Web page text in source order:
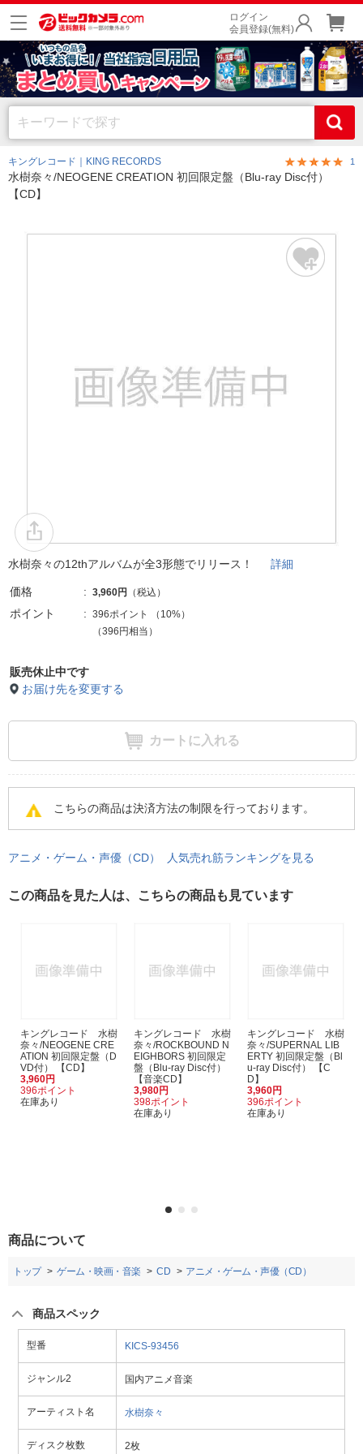
ログイン
会員登録(無料)
キングレコード｜KING RECORDS 1
水樹奈々/NEOGENE CREATION 初回限定盤（Blu-ray Disc付）
【CD】
水樹奈々の12thアルバムが全3形態でリリース！ 詳細
価格 3,960円 （税込）
ポイント 396ポイント （ 10%）
（396円相当）
販売休止中です
お届け先を変更する
カートに入れる
こちらの商品は決済方法の制限を行っております。
アニメ・ゲーム・声優（CD） 人気売れ筋ランキングを見る
この商品を見た人は、こちらの商品も見ています
キングレコード 水樹
奈々/NEOGENE CRE
ATION 初回限定盤（D
VD付） 【CD】
3,960円
396ポイント
在庫あり
キングレコード 水樹
奈々/ROCKBOUND N
EIGHBORS 初回限定
盤（Blu-ray Disc付）
【音楽CD】
3,980円
398ポイント
在庫あり
キングレコード 水樹
奈々/SUPERNAL LIB
ERTY 初回限定盤（Bl
u-ray Disc付） 【C
D】
3,960円
396ポイント
在庫あり
商品について
トップ ゲーム・映画・音楽 CD アニメ・ゲーム・声優（CD）
商品スペック
型番 KICS-93456
ジャンル2 国内アニメ音楽
アーティスト名 水樹奈々
ディスク枚数 2枚